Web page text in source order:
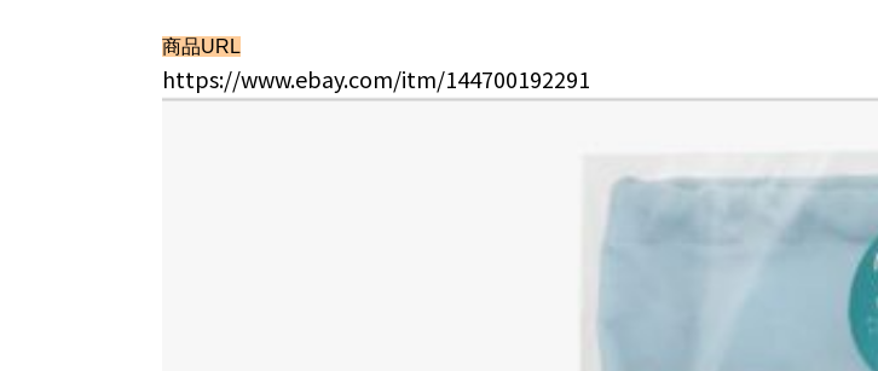
商品URL
https://www.ebay.com/itm/144700192291